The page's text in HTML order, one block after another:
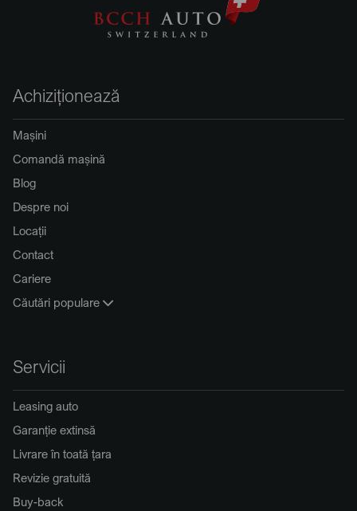
Achiziționează
Mașini
Comandă mașină
Blog
Despre noi
Locații
Contact
Cariere
Căutări populare
Servicii
Leasing auto
Garanție extinsă
Livrare în toată țara
Revizie gratuită
Buy-back